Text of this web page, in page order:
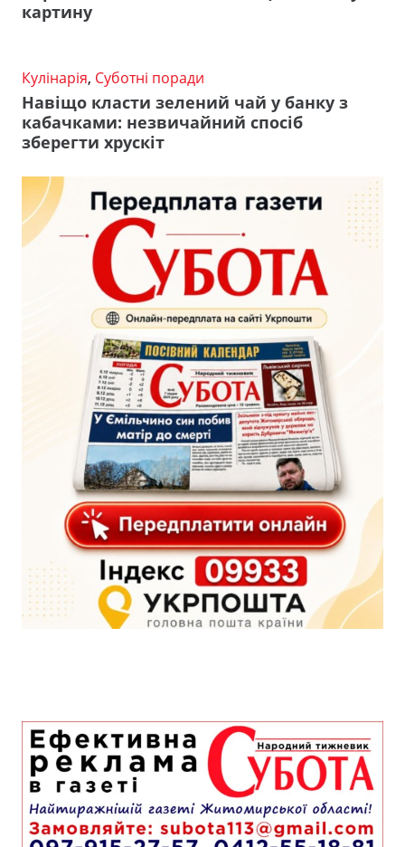
картину
Кулінарія, Суботні поради
Навіщо класти зелений чай у банку з
кабачками: незвичайний спосіб
зберегти хрускіт